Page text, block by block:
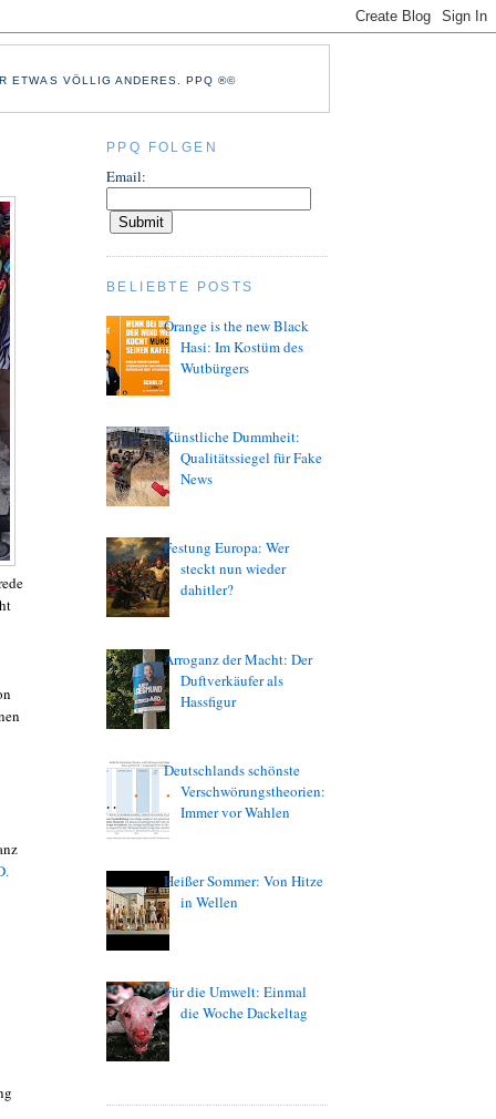
ETWAS VÖLLIG ANDERES. PPQ ®©
PPQ FOLGEN
Email:
BELIEBTE POSTS
Orange is the new Black
Hasi: Im Kostüm des
Wutbürgers
Künstliche Dummheit:
Qualitätssiegel für Fake
News
Festung Europa: Wer
steckt nun wieder
dahitler?
Arroganz der Macht: Der
Duftverkäufer als
Hassfigur
Deutschlands schönste
Verschwörungstheorien:
Immer vor Wahlen
Heißer Sommer: Von Hitze
in Wellen
Für die Umwelt: Einmal
die Woche Dackeltag